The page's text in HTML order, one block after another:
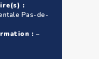
:
Pas-de-
: –